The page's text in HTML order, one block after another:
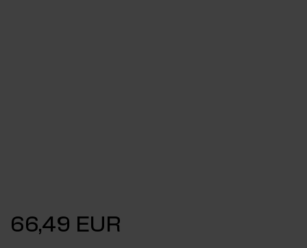
66,49 EUR